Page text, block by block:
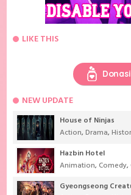
LIKE THIS
NEW UPDATE
House of Ninjas
Action,Drama,
Hazbin Hotel
Animation, Comedy,
Gyeongseong